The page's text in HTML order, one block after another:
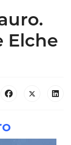
Elche